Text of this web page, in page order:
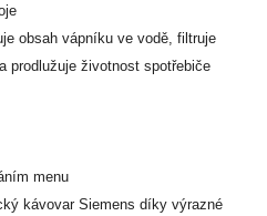
obsah vápníku ve vodě, filtruje
prodlužuje životnost spotřebiče
menu
kávovar Siemens díky výrazné